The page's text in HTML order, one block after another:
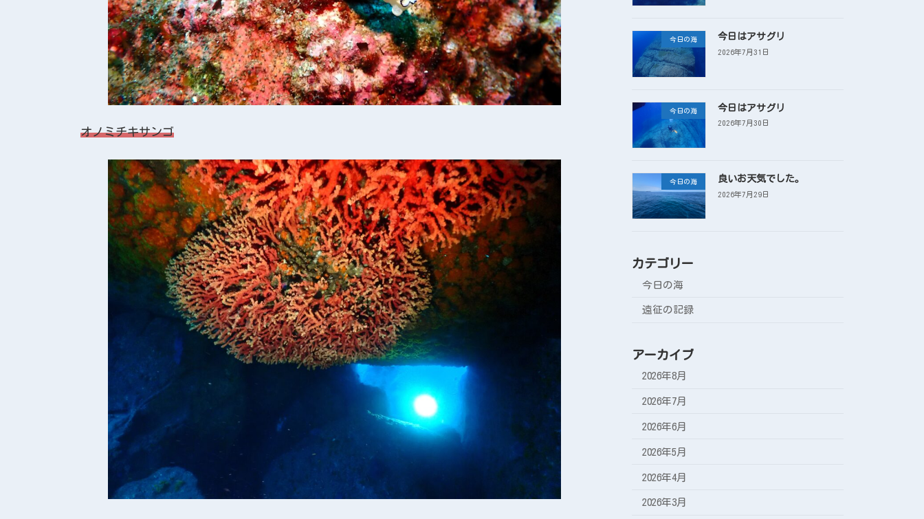
オノミチキサンゴ
今日の海 今日はアサグリ
2026年7月31日
今日の海 今日はアサグリ
2026年7月30日
今日の海 良いお天気でした。
2026年7月29日
カテゴリー
今日の海
遠征の記録
アーカイブ
2026年8月
2026年7月
2026年6月
2026年5月
2026年4月
2026年3月